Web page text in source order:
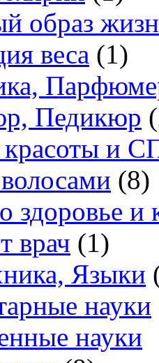
образ
веса (1)
Педикюр
и
(8)
здоровье и
врач (1)
Языки
науки
науки